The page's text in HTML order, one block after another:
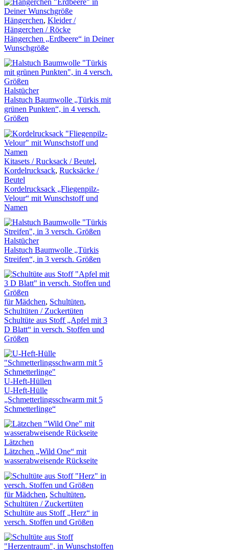
Hängerchen, Kleider /
Hängerchen / Röcke
Hängerchen „Erdbeere“ in Deiner
Wunschgröße
Halstücher
Halstuch Baumwolle „Türkis mit
grünen Punkten“, in 4 versch.
Größen
Kitasets / Rucksack / Beutel,
Kordelrucksack, Rucksäcke /
Beutel
Kordelrucksack „Fliegenpilz-
Velour“ mit Wunschstoff und
Namen
Halstücher
Halstuch Baumwolle „Türkis
Streifen“, in 3 versch. Größen
für Mädchen, Schultüten,
Schultüten / Zuckertüten
Schultüte aus Stoff „Apfel mit 3
D Blatt“ in versch. Stoffen und
Größen
U-Heft-Hüllen
U-Heft-Hülle
„Schmetterlingsschwarm mit 5
Schmetterlinge“
Lätzchen
Lätzchen „Wild One“ mit
wasserabweisende Rückseite
für Mädchen, Schultüten,
Schultüten / Zuckertüten
Schultüte aus Stoff „Herz“ in
versch. Stoffen und Größen